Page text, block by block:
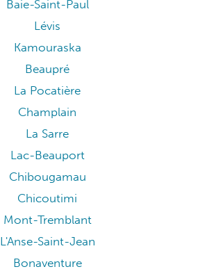
Baie-Saint-Paul
Lévis
Kamouraska
Beaupré
La Pocatière
Champlain
La Sarre
Lac-Beauport
Chibougamau
Chicoutimi
Mont-Tremblant
L'Anse-Saint-Jean
Bonaventure